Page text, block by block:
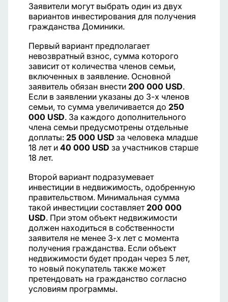
Заявители могут выбрать один из двух
вариантов инвестирования для получения
гражданства Доминики.
Первый вариант предполагает
невозвратный взнос, сумма которого
зависит от количества членов семьи,
включенных в заявление. Основной
заявитель обязан внести 200 000 USD.
Если в заявлении указаны до 3-х членов
семьи, то сумма увеличивается до 250
000 USD. За каждого дополнительного
члена семьи предусмотрены отдельные
доплаты: 25 000 USD за человека младше
18 лет и 40 000 USD за участников старше
18 лет.
Второй вариант подразумевает
инвестиции в недвижимость, одобренную
правительством. Минимальная сумма
такой инвестиции составляет200 000
USD. При этом объект недвижимости
должен находиться в собственности
заявителя не менее 3-х лет с момента
получения гражданства. Если объект
недвижимости будет продан через 5 лет,
то новый покупатель также может
претендовать на гражданство согласно
условиям программы.